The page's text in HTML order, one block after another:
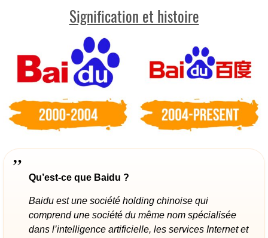
Signification et histoire
Qu’est-ce que Baidu ?
Baidu est une société holding chinoise qui
comprend une société du même nom spécialisée
dans l’intelligence artificielle, les services Internet et